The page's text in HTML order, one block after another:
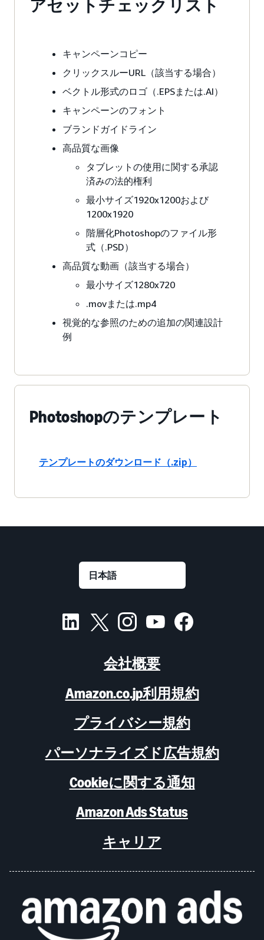
アセットチェックリスト
キャンペーンコピー
クリックスルーURL（該当する場合）
ベクトル形式のロゴ（.EPSまたは.AI）
キャンペーンのフォント
ブランドガイドライン
高品質な画像
タブレットの使用に関する承認
済みの法的権利
最小サイズ1920x1200および
1200x1920
階層化Photoshopのファイル形
式（.PSD）
高品質な動画（該当する場合）
最小サイズ1280x720
.movまたは.mp4
視覚的な参照のための追加の関連設計
例
Photoshopのテンプレート
テンプレートのダウンロード（.zip）
会社概要
Amazon.co.jp利用規約
プライバシー規約
パーソナライズド広告規約
Cookieに関する通知
Amazon Ads Status
キャリア